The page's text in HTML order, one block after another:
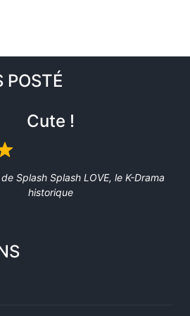
POSTÉ
Cute !
Splash Splash LOVE, le K-Drama
historique